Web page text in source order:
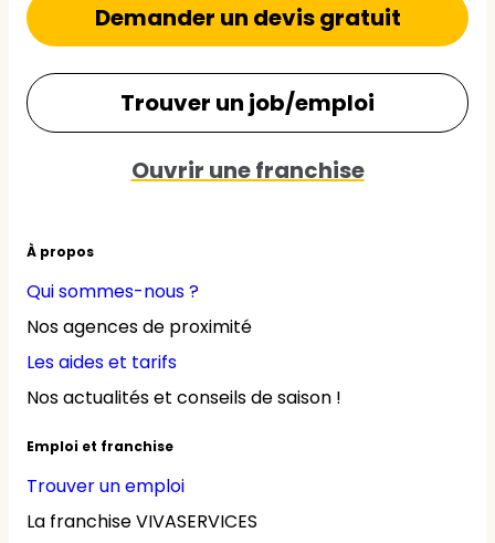
À propos
Qui sommes-nous ?
Nos agences de proximité
Les aides et tarifs
Nos actualités et conseils de saison !
Emploi et franchise
Trouver un emploi
La franchise VIVASERVICES
Demander un devis gratuit
Trouver un job/emploi
Ouvrir une franchise